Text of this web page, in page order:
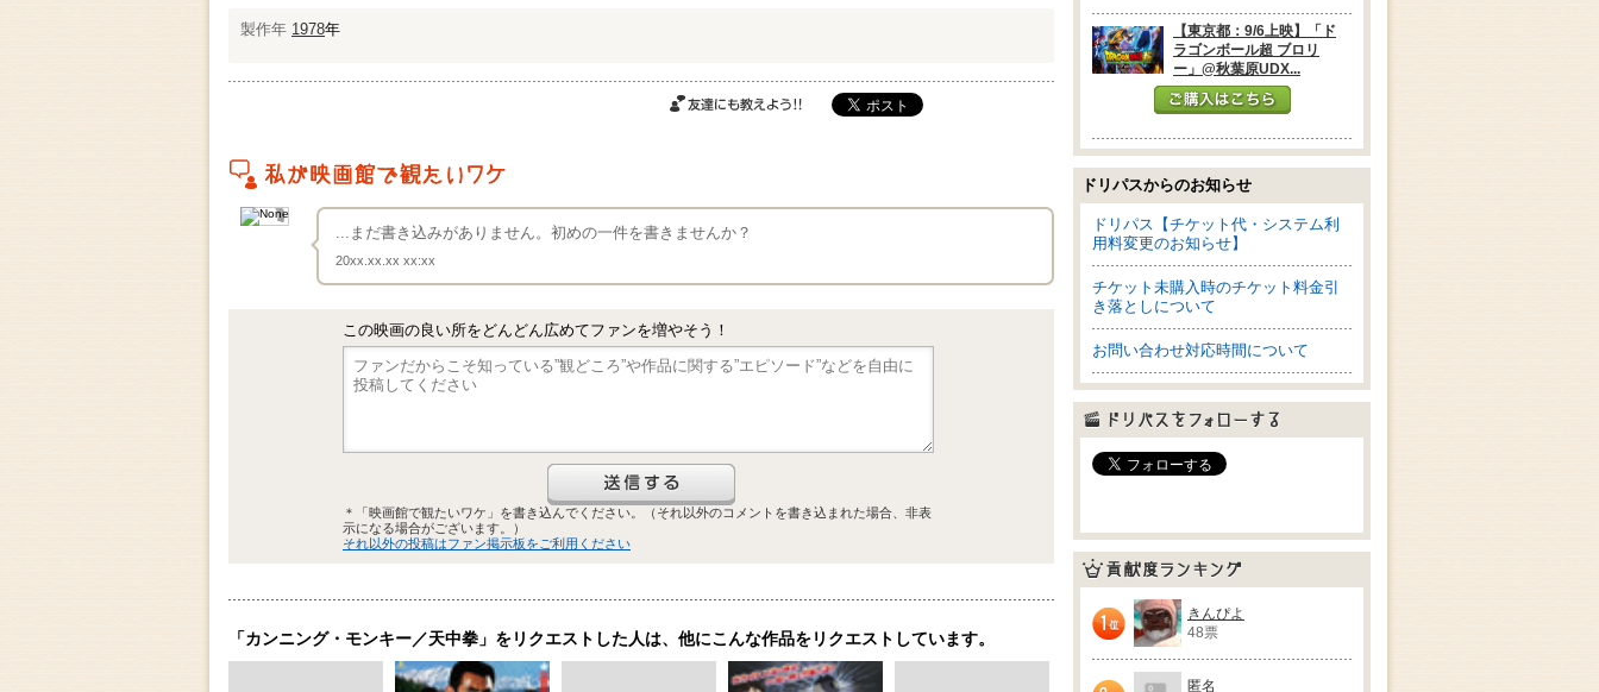
製作年 1978年
私がこの作品を映画館で観たいワケ
...まだ書き込みがありません。初めの一件を書きませんか？
20xx.xx.xx xx:xx
この映画の良い所をどんどん広めてファンを増やそう！
＊「映画館で観たいワケ」を書き込んでください。（それ以外のコメントを書き込まれた場合、非表
示になる場合がございます。）
それ以外の投稿はファン掲示板をご利用ください
「カンニング・モンキー／天中拳」をリクエストした人は、他にこんな作品をリクエストしています。
【東京都：9/6上映】「ド
ラゴンボール超 ブロリ
ー」@秋葉原UDX...
ご購入はこちら
ドリパスからのお知らせ
ドリパス【チケット代・システム利
用料変更のお知らせ】
チケット未購入時のチケット料金引
き落としについて
お問い合わせ対応時間について
ドリパスをフォローする
貢献度ランキングきんぴよ
48票
匿名